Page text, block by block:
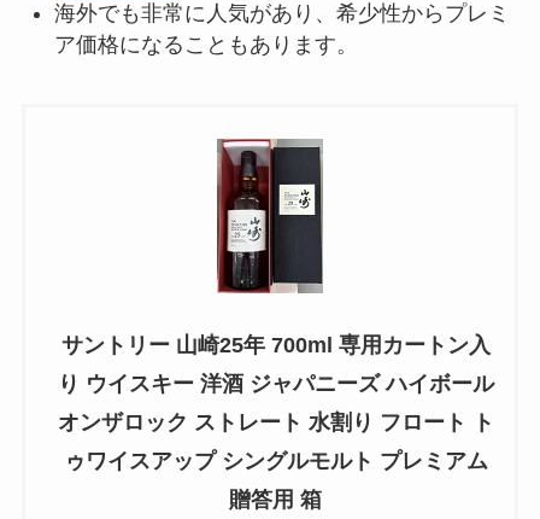
海外でも非常に人気があり、希少性からプレミ
ア価格になることもあります。
サントリー 山崎25年 700ml 専用カートン入
り ウイスキー 洋酒 ジャパニーズ ハイボール
オンザロック ストレート 水割り フロート ト
ゥワイスアップ シングルモルト プレミアム
贈答用 箱